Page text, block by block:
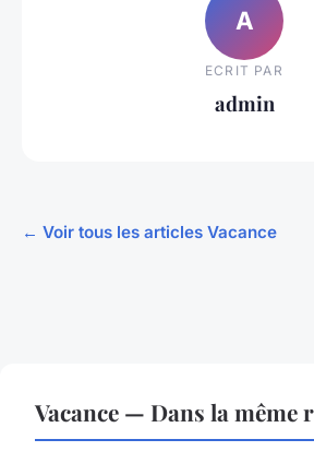
A
ECRIT PAR
admin
← Voir tous les articles Vacance
Vacance — Dans la même